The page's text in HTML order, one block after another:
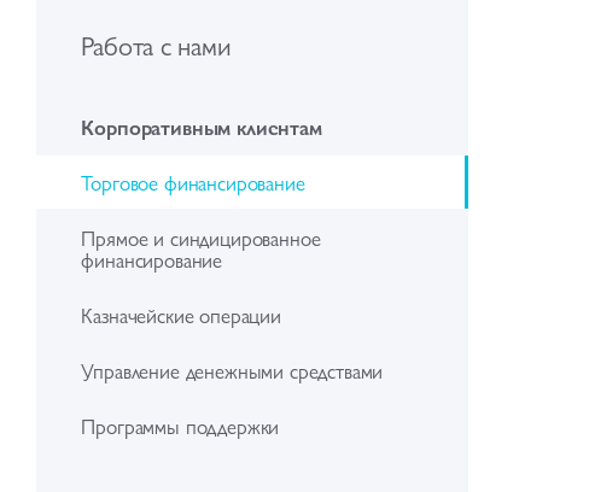
Работа с нами
Корпоративным клиентам
Торговое финансирование
Прямое и синдицированное
финансирование
Казначейские операции
Управление денежными средствами
Программы поддержки